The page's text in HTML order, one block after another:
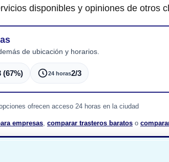
disponibles y opiniones de otros
de ubicación y horarios.
(67%) 24 horas2/3
ofrecen acceso 24 horas en la ciudad
empresas, comparar trasteros baratos o